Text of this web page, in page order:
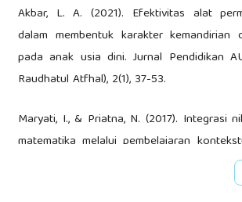
Akbar, L. A. (2021). Efektivitas alat
dalam membentuk karakter kemandirian
pada anak usia dini. Jurnal Pendidikan
Raudhatul Atfhal), 2(1), 37-53.
Maryati, I., & Priatna, N. (2017). Integrasi
matematika melalui pembelajaran
Jurnal Pendidikan Matematika, 6(3), 333-344.